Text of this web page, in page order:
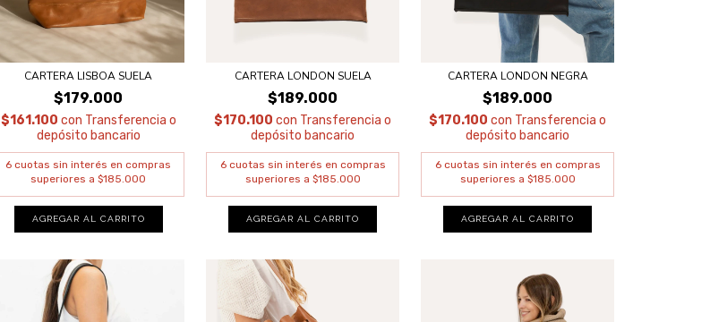
CARTERA LISBOA SUELA
$179.000
$161.100 con Transferencia o
depósito bancario
CARTERA LONDON SUELA
$189.000
$170.100con Transferencia o
depósito bancario
CARTERA LONDON NEGRA
$189.000
$170.100con Transferencia o
depósito bancario